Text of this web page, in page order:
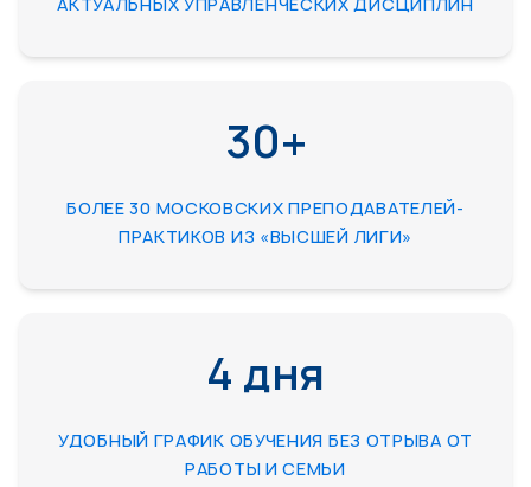
30+
БОЛЕЕ 30 МОСКОВСКИХ ПРЕПОДАВАТЕЛЕЙ-
ПРАКТИКОВ ИЗ «ВЫСШЕЙ ЛИГИ»
4 дня
УДОБНЫЙ ГРАФИК ОБУЧЕНИЯ БЕЗ ОТРЫВА ОТ
РАБОТЫ И СЕМЬИ